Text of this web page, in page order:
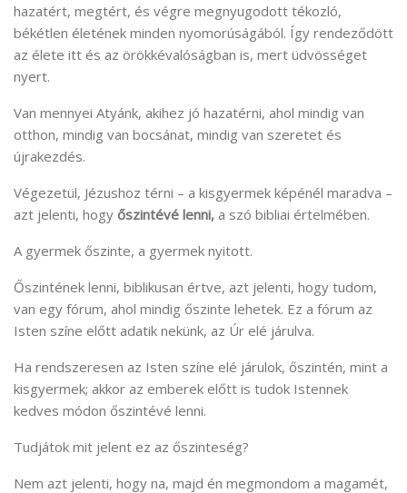
hazatért, megtért, és végre megnyugodott tékozló,
békétlen életének minden nyomorúságából. Így rendeződött
az élete itt és az örökkévalóságban is, mert üdvösséget
nyert.
Van mennyei Atyánk, akihez jó hazatérni, ahol mindig van
otthon, mindig van bocsánat, mindig van szeretet és
újrakezdés.
Végezetül, Jézushoz térni – a kisgyermek képénél maradva –
azt jelenti, hogy őszintévé lenni, a szó bibliai értelmében.
A gyermek őszinte, a gyermek nyitott.
Őszintének lenni, biblikusan értve, azt jelenti, hogy tudom,
van egy fórum, ahol mindig őszinte lehetek. Ez a fórum az
Isten színe előtt adatik nekünk, az Úr elé járulva.
Ha rendszeresen az Isten színe elé járulok, őszintén, mint a
kisgyermek; akkor az emberek előtt is tudok Istennek
kedves módon őszintévé lenni.
Tudjátok mit jelent ez az őszinteség?
Nem azt jelenti, hogy na, majd én megmondom a magamét,